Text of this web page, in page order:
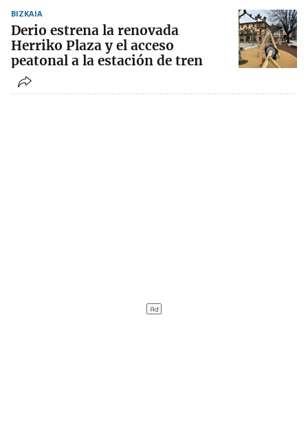
BIZKAIA
Derio estrena la renovada
Herriko Plaza y el acceso
peatonal a la estación de tren